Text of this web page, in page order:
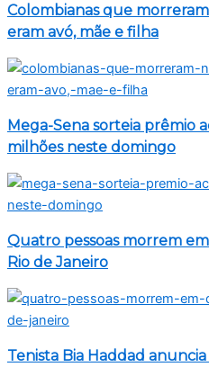
Colombianas que
eram avó, mãe e filha
Mega-Sena sorteia prêmio
milhões neste domingo
Quatro pessoas morrem
Rio de Janeiro
Tenista Bia Haddad